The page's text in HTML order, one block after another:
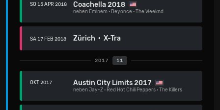
SO 15 APR 2018 Coachella 2018
neben Eminem · Beyonce ·The Weeknd
SA 17 FEB 2018 Zürich · X-Tra
2017 11
OKT 2017 Austin City Limits 2017
nebenJay-Z· Red Hot Chili Peppers·The Killers